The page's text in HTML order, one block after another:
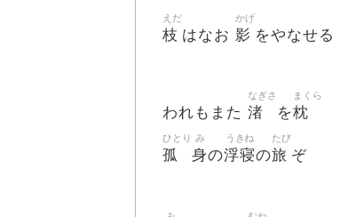
枝
えだ
はなお 影
かげ
をやなせる
われもまた 渚
なぎさ
を枕
まくら
孤
ひとり
身
み
の浮寝
うきね
の旅
たび
ぞ